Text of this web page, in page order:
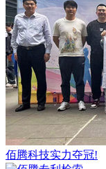
佰腾科技实力夺冠!